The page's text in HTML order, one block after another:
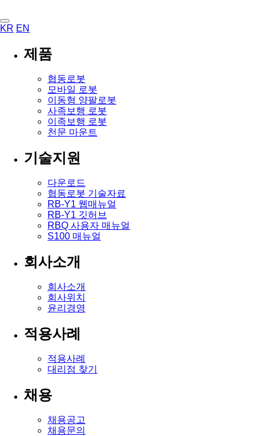
KR EN
제품
협동로봇
모바일 로봇
이동형 양팔로봇
사족보행 로봇
이족보행 로봇
천문 마운트
기술지원
다운로드
협동로봇 기술자료
RB-Y1 웹매뉴얼
RB-Y1 깃허브
RBQ 사용자 매뉴얼
S100 매뉴얼
회사소개
회사소개
회사위치
윤리경영
적용사례
적용사례
대리점 찾기
채용
채용공고
채용문의